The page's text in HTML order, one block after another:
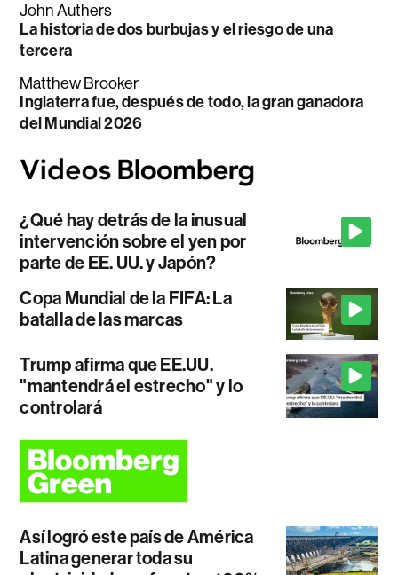
John Authers
La historia de dos burbujas y el riesgo de una
tercera
Matthew Brooker
Inglaterra fue, después de todo, la gran ganadora
del Mundial 2026
¿Qué hay detrás de la inusual
intervención sobre el yen por
parte de EE. UU. y Japón?
Copa Mundial de la FIFA: La
batalla de las marcas
Trump afirma que EE.UU.
"mantendrá el estrecho" y lo
controlará
Así logró este país de América
Latina generar toda su